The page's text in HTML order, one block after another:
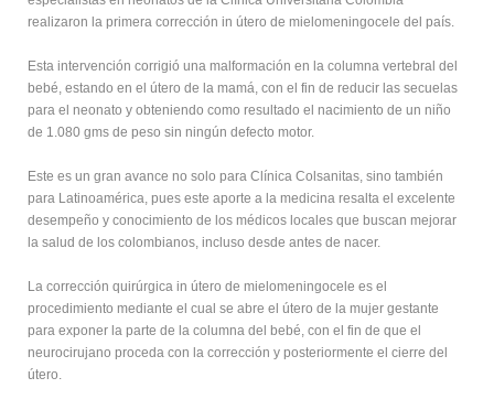
realizaron la primera corrección in útero de mielomeningocele del país.
Esta intervención corrigió una malformación en la columna vertebral del
bebé, estando en el útero de la mamá, con el fin de reducir las secuelas
para el neonato y obteniendo como resultado el nacimiento de un niño
de 1.080 gms de peso sin ningún defecto motor.
Este es un gran avance no solo para Clínica Colsanitas, sino también
para Latinoamérica, pues este aporte a la medicina resalta el excelente
desempeño y conocimiento de los médicos locales que buscan mejorar
la salud de los colombianos, incluso desde antes de nacer.
La corrección quirúrgica in útero de mielomeningocele es el
procedimiento mediante el cual se abre el útero de la mujer gestante
para exponer la parte de la columna del bebé, con el fin de que el
neurocirujano proceda con la corrección y posteriormente el cierre del
útero.